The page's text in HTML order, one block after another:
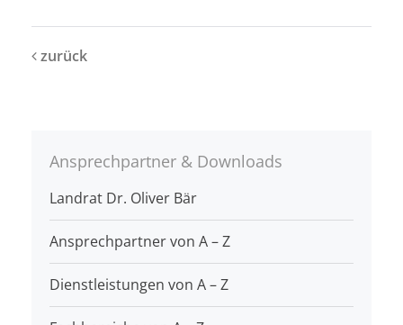
zurück
Ansprechpartner & Downloads
Landrat Dr. Oliver Bär
Ansprechpartner von A – Z
Dienstleistungen von A – Z